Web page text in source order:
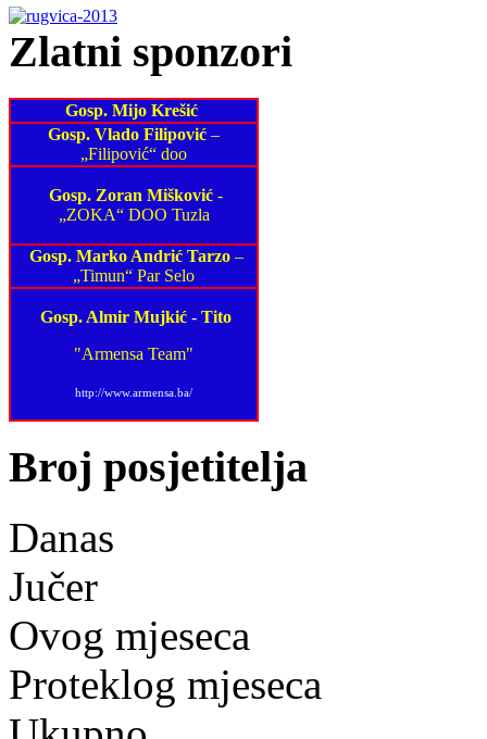
Zlatni sponzori
Gosp. Mijo Krešić
Gosp. Vlado Filipović –
„Filipović“ doo
Gosp. Zoran Mišković -
„ZOKA“ DOO Tuzla
Gosp. Marko Andrić Tarzo–
„Timun“ Par Selo
Gosp. Almir Mujkić - Tito
"Armensa Team"
http://www.armensa.ba/
Broj posjetitelja
Danas
Jučer
Ovog mjeseca
Proteklog mjeseca